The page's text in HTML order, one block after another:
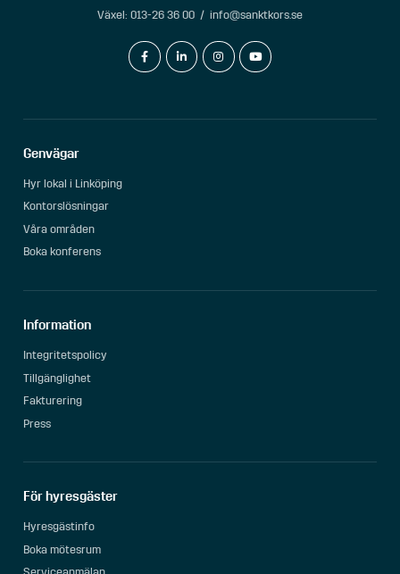
Växel: 013-26 36 00 / info@sanktkors.se
facebook-flinkedin-ininstagramyoutube
Genvägar
Hyr lokal i Linköping
Kontorslösningar
Våra områden
Boka konferens
Information
Integritetspolicy
Tillgänglighet
Fakturering
Press
För hyresgäster
Hyresgästinfo
Boka mötesrum